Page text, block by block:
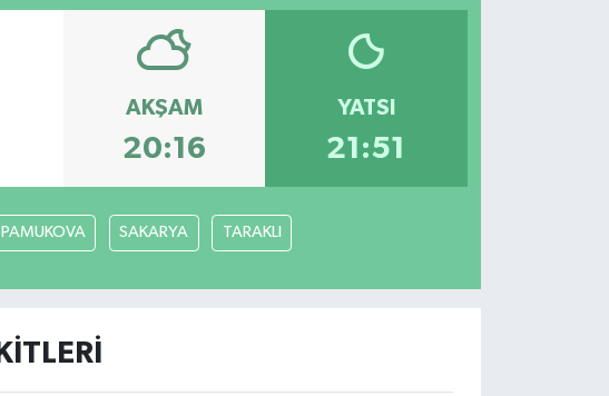
AKŞAM
20:16
YATSI
21:51
PAMUKOVA SAKARYA TARAKLI